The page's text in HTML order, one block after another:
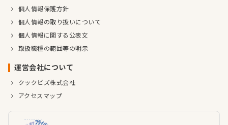
個人情報保護方針
個人情報の取り扱いについて
個人情報に関する公表文
取扱職種の範囲等の明示
運営会社について
クックビズ株式会社
アクセスマップ